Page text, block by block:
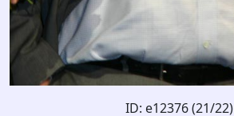
ID: e12376 (21/22)